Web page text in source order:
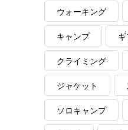
ウォーキング
キャンプ ギ
クライミング
ジャケット
ソロキャンプ